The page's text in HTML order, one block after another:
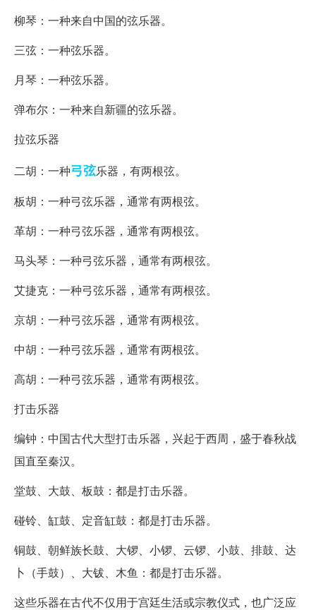
柳琴：一种来自中国的弦乐器。
三弦：一种弦乐器。
月琴：一种弦乐器。
弹布尔：一种来自新疆的弦乐器。
拉弦乐器
二胡：一种弓弦乐器，有两根弦。
板胡：一种弓弦乐器，通常有两根弦。
革胡：一种弓弦乐器，通常有两根弦。
马头琴：一种弓弦乐器，通常有两根弦。
艾捷克：一种弓弦乐器，通常有两根弦。
京胡：一种弓弦乐器，通常有两根弦。
中胡：一种弓弦乐器，通常有两根弦。
高胡：一种弓弦乐器，通常有两根弦。
打击乐器
编钟：中国古代大型打击乐器，兴起于西周，盛于春秋战
国直至秦汉。
堂鼓、大鼓、板鼓：都是打击乐器。
碰铃、缸鼓、定音缸鼓：都是打击乐器。
铜鼓、朝鲜族长鼓、大锣、小锣、云锣、小鼓、排鼓、达
卜（手鼓）、大钹、木鱼：都是打击乐器。
这些乐器在古代不仅用于宫廷生活或宗教仪式，也广泛应